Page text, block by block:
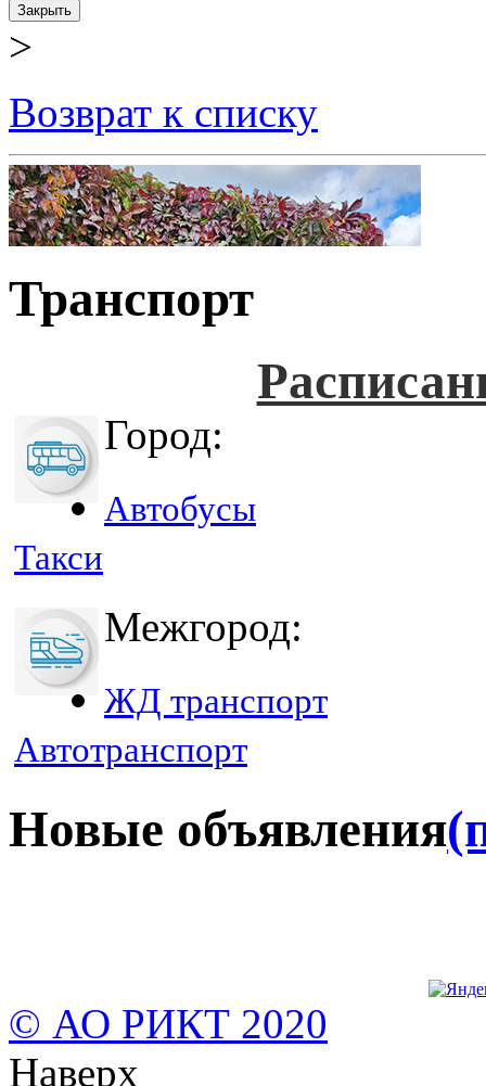
Закрыть
>
Возврат к списку
Транспорт
Город:
Автобусы
Такси
Межгород:
ЖД транспорт
Автотранспорт
Новые объявления
© АО РИКТ 2020
Наверх